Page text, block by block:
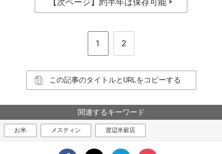
▶
1 2
この記事のタイトルとURLをコピーする
関連するキーワード
お米 メスティン 渡辺米穀店